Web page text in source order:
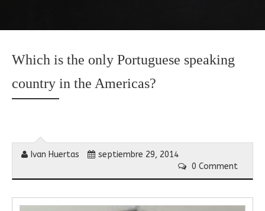
Which is the only Portuguese speaking
country in the Americas?
Ivan Huertas
septiembre 29, 2014
0 Comment